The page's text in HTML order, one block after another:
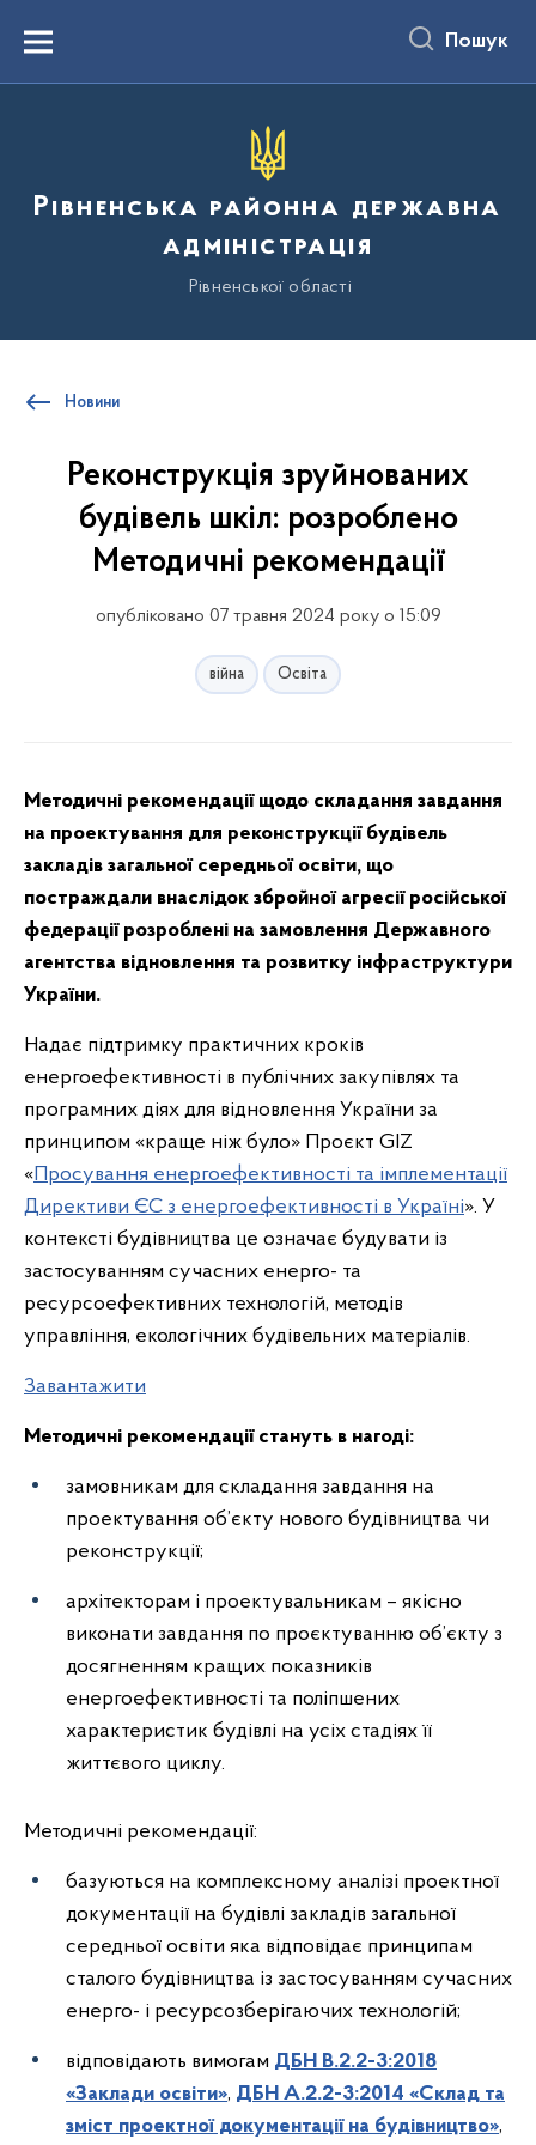
вмістуMenu Пошук
Рівненська районна державна
адміністрація
Рівненської області
Новини
Реконструкція зруйнованих
будівель шкіл: розроблено
Методичні рекомендації
опубліковано 07 травня 2024 року о 15:09
війна Освіта
Методичні рекомендації щодо складання завдання
на проектування для реконструкції будівель
закладів загальної середньої освіти, що
постраждали внаслідок збройної агресії російської
федерації розроблені на замовлення Державного
агентства відновлення та розвитку інфраструктури
України.
Надає підтримку практичних кроків
енергоефективності в публічних закупівлях та
програмних діях для відновлення України за
принципом «краще ніж було» Проєкт GIZ
«Просування енергоефективності та імплементації
Директиви ЄС з енергоефективності в Україні». У
контексті будівництва це означає будувати із
застосуванням сучасних енерго- та
ресурсоефективних технологій, методів
управління, екологічних будівельних матеріалів.
Завантажити
Методичні рекомендації стануть в нагоді:
замовникам для складання завдання на
проектування об’єкту нового будівництва чи
реконструкції;
архітекторам і проектувальникам – якісно
виконати завдання по проєктуванню об’єкту з
досягненням кращих показників
енергоефективності та поліпшених
характеристик будівлі на усіх стадіях її
життєвого циклу.
Методичні рекомендації:
базуються на комплексному аналізі проектної
документації на будівлі закладів загальної
середньої освіти яка відповідає принципам
сталого будівництва із застосуванням сучасних
енерго- і ресурсозберігаючих технологій;
відповідають вимогам ДБН В.2.2-3:2018
«Заклади освіти», ДБН А.2.2-3:2014 «Склад та
зміст проектної документації на будівництво»,